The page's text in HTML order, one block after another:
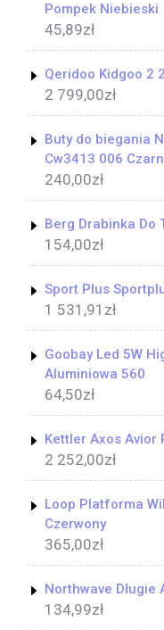
Pompek Niebieski
45,89zł
Qeridoo Kidgoo 2
2 799,00zł
Buty do biegania
Cw3413 006
240,00zł
Berg Drabinka Do
154,00zł
Sport Plus
1 531,91 zł
Goobay Led 5W
Aluminiowa 560
64,50zł
Kettler Axos Avior
2 252,00zł
Loop Platforma
Czerwony
365,00zł
Northwave
134,99zł